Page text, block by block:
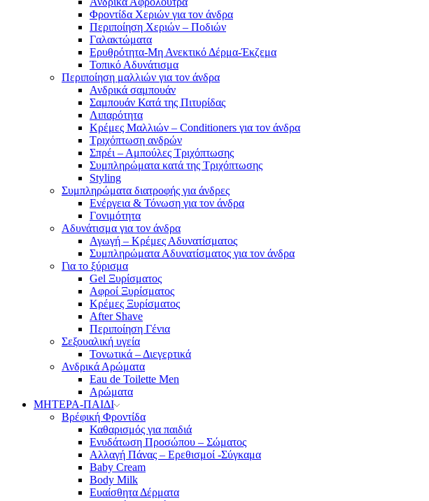
Φροντίδα Χεριών για τον άνδρα
Περιποίηση Χεριών – Ποδιών
Γαλακτώματα
Ερυθρότητα-Μη Ανεκτικό Δέρμα-Έκζεμα
Τοπικό Αδυνάτισμα
Περιποίηση μαλλιών για τον άνδρα
Ανδρικά σαμπουάν
Σαμπουάν Κατά της Πιτυρίδας
Λιπαρότητα
Κρέμες Μαλλιών – Conditioners για τον άνδρα
Τριχόπτωση ανδρών
Σπρέι – Αμπούλες Τριχόπτωσης
Συμπληρώματα κατά της Τριχόπτωσης
Styling
Συμπληρώματα διατροφής για άνδρες
Ενέργεια & Τόνωση για τον άνδρα
Γονιμότητα
Αδυνάτισμα για τον άνδρα
Αγωγή – Κρέμες Αδυνατίσματος
Συμπληρώματα Αδυνατίσματος για τον άνδρα
Για το ξύρισμα
Gel Ξυρίσματος
Αφροί Ξυρίσματος
Κρέμες Ξυρίσματος
After Shave
Περιποίηση Γένια
Σεξουαλική υγεία
Τονωτικά – Διεγερτικά
Ανδρικά Αρώματα
Eau de Toilette Men
Αρώματα
ΜΗΤΕΡΑ-ΠΑΙΔΙ
Βρέφική Φροντίδα
Καθαρισμός για παιδιά
Ενυδάτωση Προσώπου – Σώματος
Αλλαγή Πάνας – Ερεθισμοί -Σύγκαμα
Baby Cream
Body Milk
Ευαίσθητα Δέρματα